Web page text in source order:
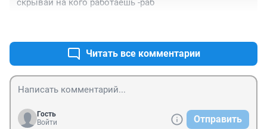
скрывай на кого работаешь -раб
Читать все комментарии
Гость
Войти
Отправить